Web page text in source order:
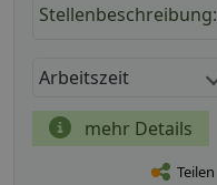
Stellenbeschreibung:
Arbeitszeit
mehr Details
Teilen